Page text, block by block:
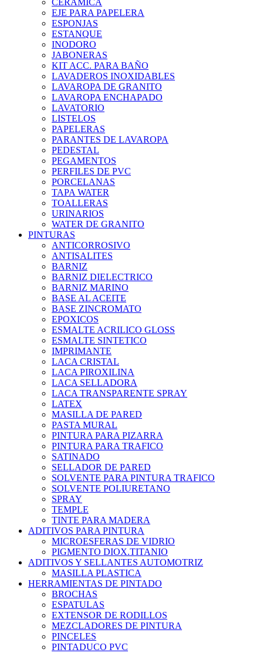
CERAMICA
EJE PARA PAPELERA
ESPONJAS
ESTANQUE
INODORO
JABONERAS
KIT ACC. PARA BAÑO
LAVADEROS INOXIDABLES
LAVAROPA DE GRANITO
LAVAROPA ENCHAPADO
LAVATORIO
LISTELOS
PAPELERAS
PARANTES DE LAVAROPA
PEDESTAL
PEGAMENTOS
PERFILES DE PVC
PORCELANAS
TAPA WATER
TOALLERAS
URINARIOS
WATER DE GRANITO
PINTURAS
ANTICORROSIVO
ANTISALITES
BARNIZ
BARNIZ DIELECTRICO
BARNIZ MARINO
BASE AL ACEITE
BASE ZINCROMATO
EPOXICOS
ESMALTE ACRILICO GLOSS
ESMALTE SINTETICO
IMPRIMANTE
LACA CRISTAL
LACA PIROXILINA
LACA SELLADORA
LACA TRANSPARENTE SPRAY
LATEX
MASILLA DE PARED
PASTA MURAL
PINTURA PARA PIZARRA
PINTURA PARA TRAFICO
SATINADO
SELLADOR DE PARED
SOLVENTE PARA PINTURA TRAFICO
SOLVENTE POLIURETANO
SPRAY
TEMPLE
TINTE PARA MADERA
ADITIVOS PARA PINTURA
MICROESFERAS DE VIDRIO
PIGMENTO DIOX.TITANIO
ADITIVOS Y SELLANTES AUTOMOTRIZ
MASILLA PLASTICA
HERRAMIENTAS DE PINTADO
BROCHAS
ESPATULAS
EXTENSOR DE RODILLOS
MEZCLADORES DE PINTURA
PINCELES
PINTADUCO PVC